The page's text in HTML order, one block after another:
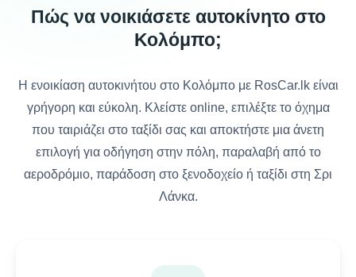
Πώς να νοικιάσετε αυτοκίνητο στο
Κολόμπο;
Η ενοικίαση αυτοκινήτου στο Κολόμπο με RosCar.lk είναι
γρήγορη και εύκολη. Κλείστε online, επιλέξτε το όχημα
που ταιριάζει στο ταξίδι σας και αποκτήστε μια άνετη
επιλογή για οδήγηση στην πόλη, παραλαβή από το
αεροδρόμιο, παράδοση στο ξενοδοχείο ή ταξίδι στη Σρι
Λάνκα.